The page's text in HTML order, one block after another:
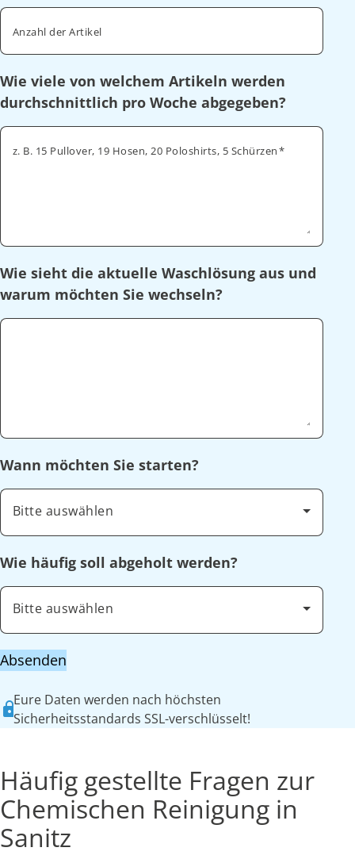
Anzahl der Artikel
Wie viele von welchem Artikeln werden
durchschnittlich pro Woche abgegeben?
z. B. 15 Pullover, 19 Hosen, 20 Poloshirts, 5 Schürzen
Wie sieht die aktuelle Waschlösung aus und
warum möchten Sie wechseln?
Wann möchten Sie starten?
Bitte auswählen
Wie häufig soll abgeholt werden?
Bitte auswählen
Absenden
Eure Daten werden nach höchsten
Sicherheitsstandards SSL-verschlüsselt!
Häufig gestellte Fragen zur
Chemischen Reinigung in
Sanitz